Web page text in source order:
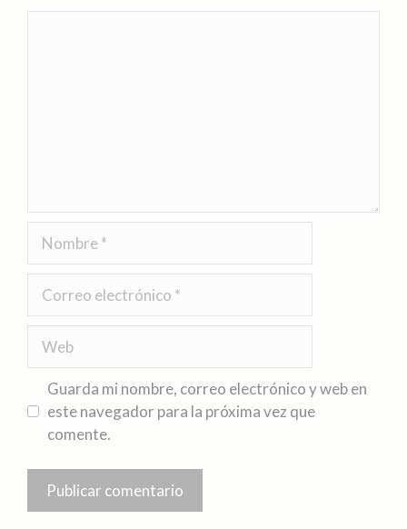
Guarda mi nombre, correo electrónico y web en
este navegador para la próxima vez que
comente.